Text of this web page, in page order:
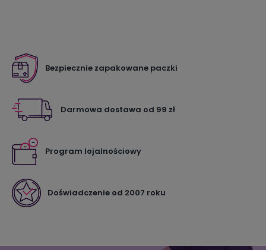
Bezpiecznie zapakowane paczki
Darmowa dostawa od 99 zł
Program lojalnościowy
Doświadczenie od 2007 roku